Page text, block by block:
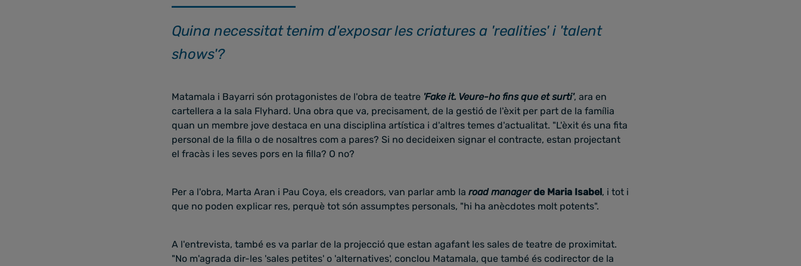
Quina necessitat tenim d'exposar les criatures a 'realities' i 'talent
shows'?
Matamala i Bayarri són protagonistes de l'obra de teatre 'Fake it. Veure-ho fins que et surti', ara en
cartellera a la sala Flyhard. Una obra que va, precisament, de la gestió de l'èxit per part de la família
quan un membre jove destaca en una disciplina artística i d'altres temes d'actualitat. "L'èxit és una fita
personal de la filla o de nosaltres com a pares? Si no decideixen signar el contracte, estan projectant
el fracàs i les seves pors en la filla? O no?
Per a l'obra, Marta Aran i Pau Coya, els creadors, van parlar amb la road managerde Maria Isabel, i tot i
que no poden explicar res, perquè tot són assumptes personals, "hi ha anècdotes molt potents".
A l'entrevista, també es va parlar de la projecció que estan agafant les sales de teatre de proximitat.
"No m'agrada dir-les 'sales petites' o 'alternatives', conclou Matamala, que també és codirector de la